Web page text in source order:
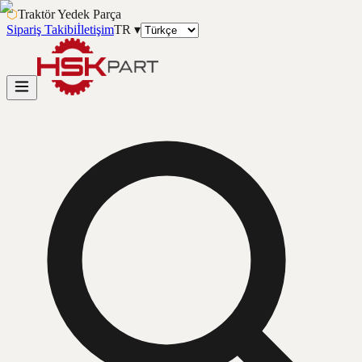
⬡Traktör Yedek Parça
Sipariş TakibiİletişimTR ▾